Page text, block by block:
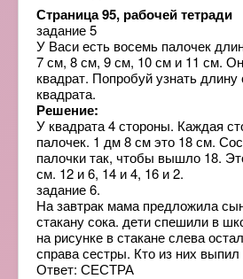
Страница 95, рабочей тетради
задание 5
У Васи есть восемь палочек
7 см, 8 см, 9 см, 10 см и 11 см.
квадрат. Попробуй узнать длину
квадрата.
Решение:
У квадрата 4 стороны. Каждая
палочек. 1 дм 8 см это 18 см.
палочки так, чтобы вышло 18.
см. 12 и 6, 14 и 4, 16 и 2.
задание 6.
На завтрак мама предложила
стакану сока. дети спешили в
на рисунке в стакане слева
справа сестры. Кто из них
Ответ: СЕСТРА